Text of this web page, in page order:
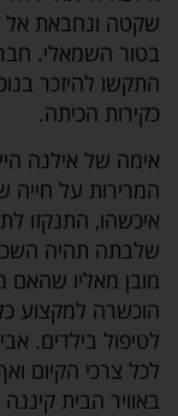
שקטה ונחבאת אל
בטור השמאלי.
התקשו להיזכר
כקירות הכיתה.
אימה של אילנה
המרירות על
איכשהו, התנקזו
שלבתה תהיה
מובן מאליו
הוכשרה למקצוע
לטיפול בילדים.
לכל צרכי הקיום
באוויר הבית